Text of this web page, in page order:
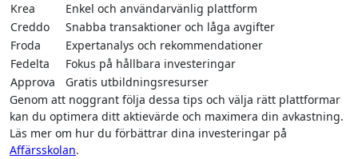
Krea
Enkel och användarvänlig plattform
Creddo
Snabba transaktioner och låga avgifter
Froda
Expertanalys och rekommendationer
Fedelta
Fokus på hållbara investeringar
Approva
Gratis utbildningsresurser
Genom att noggrant följa dessa tips och välja rätt plattformar
kan du optimera ditt aktievärde och maximera din avkastning.
Läs mer om hur du förbättrar dina investeringar på
Affärsskolan.